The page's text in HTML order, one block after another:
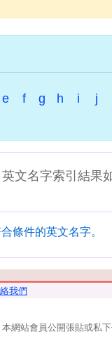
e f g h i j
英文名字索引結果
條件的英文名字。
我們
本網站會員公開張貼或私